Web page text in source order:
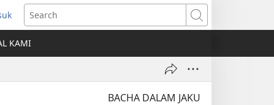
Search
KAMI
BACHA DALAM JAKU